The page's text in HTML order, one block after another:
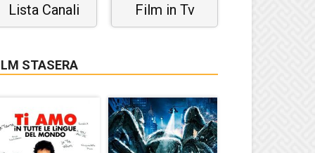
Lista Canali Film in Tv
STASERA